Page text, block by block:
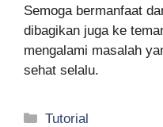
Semoga bermanfaat
dibagikan juga ke
mengalami masalah
sehat selalu.
Kategori
Tutorial